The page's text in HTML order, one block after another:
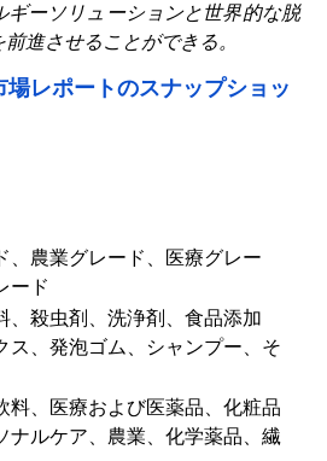
ギーソリューションと世界的な脱
進させることができる。
レポートのスナップショッ
、農業グレード、医療グレー
ード
、殺虫剤、洗浄剤、食品添加
ス、発泡ゴム、シャンプー、そ
料、医療および医薬品、化粧品
ナルケア、農業、化学薬品、繊